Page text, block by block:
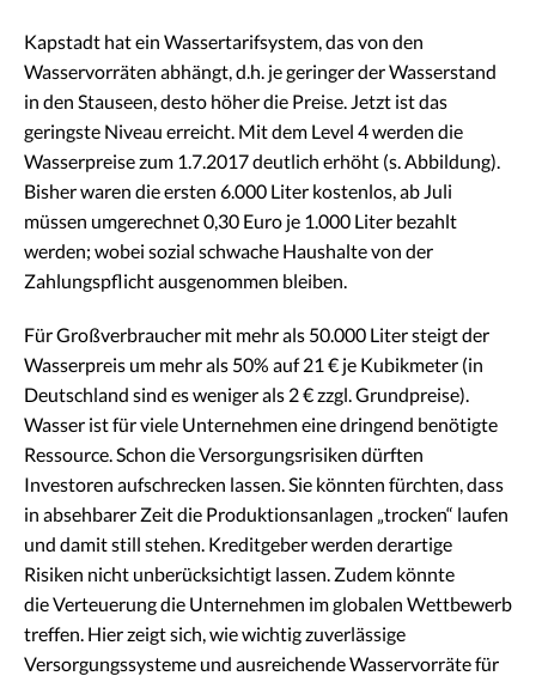
Kapstadt hat ein Wassertarifsystem, das von den
Wasservorräten abhängt, d.h. je geringer der Wasserstand
in den Stauseen, desto höher die Preise. Jetzt ist das
geringste Niveau erreicht. Mit dem Level 4 werden die
Wasserpreise zum 1.7.2017 deutlich erhöht (s. Abbildung).
Bisher waren die ersten 6.000 Liter kostenlos, ab Juli
müssen umgerechnet 0,30 Euro je 1.000 Liter bezahlt
werden; wobei sozial schwache Haushalte von der
Zahlungspflicht ausgenommen bleiben.
Für Großverbraucher mit mehr als 50.000 Liter steigt der
Wasserpreis um mehr als 50% auf 21 € je Kubikmeter (in
Deutschland sind es weniger als 2 € zzgl. Grundpreise).
Wasser ist für viele Unternehmen eine dringend benötigte
Ressource. Schon die Versorgungsrisiken dürften
Investoren aufschrecken lassen. Sie könnten fürchten, dass
in absehbarer Zeit die Produktionsanlagen „trocken“ laufen
und damit still stehen. Kreditgeber werden derartige
Risiken nicht unberücksichtigt lassen. Zudem könnte
die Verteuerung die Unternehmen im globalen Wettbewerb
treffen. Hier zeigt sich, wie wichtig zuverlässige
Versorgungssysteme und ausreichende Wasservorräte für